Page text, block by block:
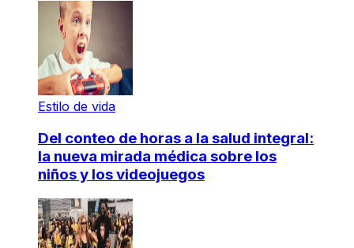
Estilo de vida
Del conteo de horas a la salud integral:
la nueva mirada médica sobre los
niños y los videojuegos